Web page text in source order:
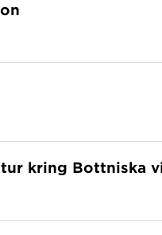
kring Bottniska